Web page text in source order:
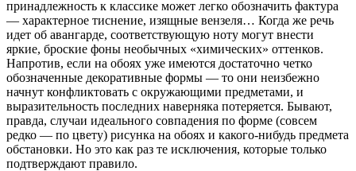
принадлежность к классике может легко обозначить фактура
— характерное тиснение, изящные вензеля… Когда же речь
идет об авангарде, соответствующую ноту могут внести
яркие, броские фоны необычных «химических» оттенков.
Напротив, если на обоях уже имеются достаточно четко
обозначенные декоративные формы — то они неизбежно
начнут конфликтовать с окружающими предметами, и
выразительность последних наверняка потеряется. Бывают,
правда, случаи идеального совпадения по форме (совсем
редко — по цвету) рисунка на обоях и какого-нибудь предмета
обстановки. Но это как раз те исключения, которые только
подтверждают правило.